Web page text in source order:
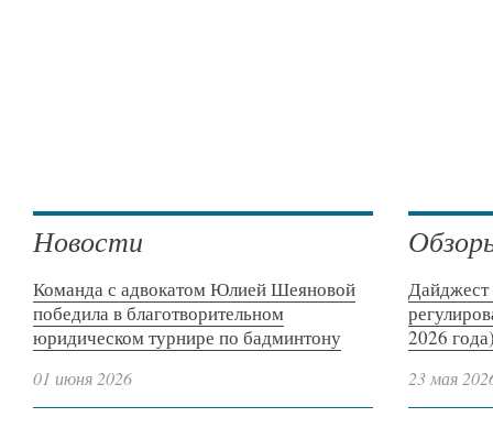
Новости
Команда с адвокатом Юлией Шеяновой
победила в благотворительном
юридическом турнире по бадминтону
01 июня 2026
Дайджест
2026
23 мая